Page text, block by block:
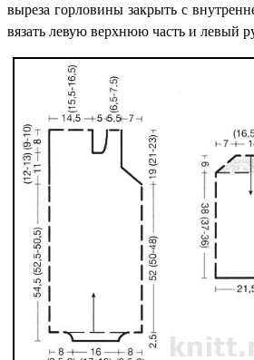
выреза горловины закрыть с
вязать левую верхнюю часть и левый